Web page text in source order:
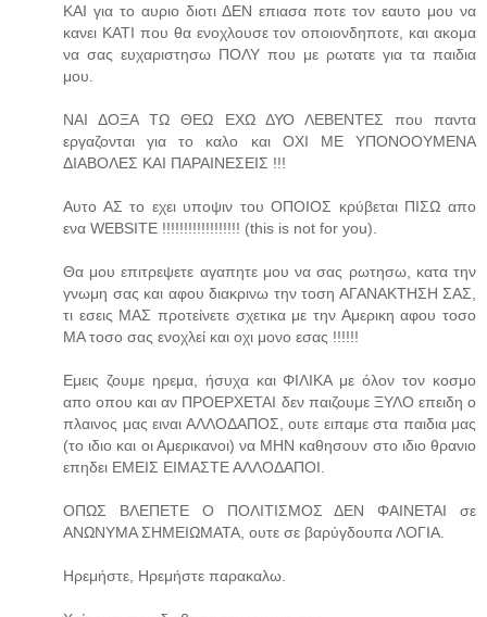
ΚΑΙ για το αυριο διοτι ΔΕΝ επιασα ποτε τον εαυτο μου να
κανει ΚΑΤΙ που θα ενοχλουσε τον οποιονδηποτε, και ακομα
να σας ευχαριστησω ΠΟΛΥ που με ρωτατε για τα παιδια
μου.
ΝΑΙ ΔΟΞΑ ΤΩ ΘΕΩ ΕΧΩ ΔΥΟ ΛΕΒΕΝΤΕΣ που παντα
εργαζονται για το καλο και ΟΧΙ ΜΕ ΥΠΟΝΟΟΥΜΕΝΑ
ΔΙΑΒΟΛΕΣ ΚΑΙ ΠΑΡΑΙΝΕΣΕΙΣ !!!
Αυτο ΑΣ το εχει υποψιν του ΟΠΟΙΟΣ κρύβεται ΠΙΣΩ απο
ενα WEBSITE !!!!!!!!!!!!!!!!!! (this is not for you).
Θα μου επιτρεψετε αγαπητε μου να σας ρωτησω, κατα την
γνωμη σας και αφου διακρινω την τοση ΑΓΑΝΑΚΤΗΣΗ ΣΑΣ,
τι εσεις ΜΑΣ προτείνετε σχετικα με την Αμερικη αφου τοσο
ΜΑ τοσο σας ενοχλεί και οχι μονο εσας !!!!!!
Εμεις ζουμε ηρεμα, ήσυχα και ΦΙΛΙΚΑ με όλον τον κοσμο
απο οπου και αν ΠΡΟΕΡΧΕΤΑΙ δεν παιζουμε ΞΥΛΟ επειδη ο
πλαινος μας ειναι ΑΛΛΟΔΑΠΟΣ, ουτε ειπαμε στα παιδια μας
(το ιδιο και οι Αμερικανοι) να ΜΗΝ καθησουν στο ιδιο θρανιο
επηδει ΕΜΕΙΣ ΕΙΜΑΣΤΕ ΑΛΛΟΔΑΠΟΙ.
ΟΠΩΣ ΒΛΕΠΕΤΕ Ο ΠΟΛΙΤΙΣΜΟΣ ΔΕΝ ΦΑΙΝΕΤΑΙ σε
ΑΝΩΝΥΜΑ ΣΗΜΕΙΩΜΑΤΑ, ουτε σε βαρύγδουπα ΛΟΓΙΑ.
Ηρεμήστε, Ηρεμήστε παρακαλω.